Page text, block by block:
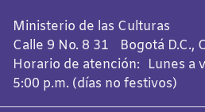
Ministerio de las Culturas
Calle 9 No. 8 31 Bogotá D.C.,
Horario de atención: Lunes a
5:00 p.m. (días no festivos)